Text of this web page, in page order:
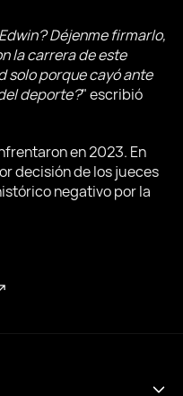
Déjenme firmarlo,
la carrera de este
solo porque cayó ante
deporte?" escribió
en 2023. En
decisión de los jueces
negativo por la